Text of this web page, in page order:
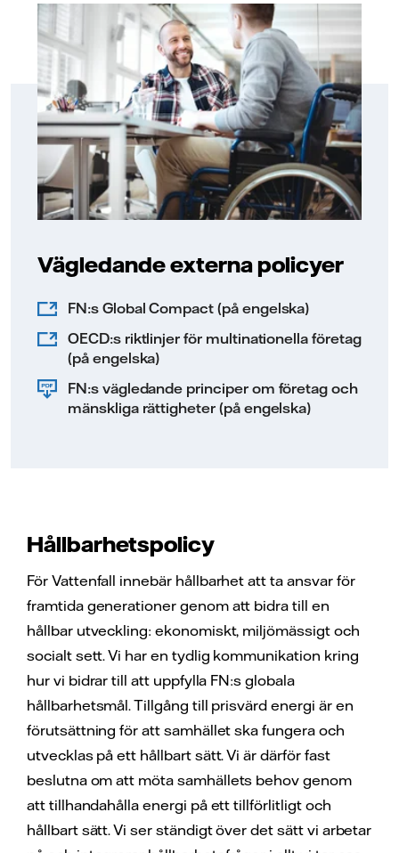
Vägledande externa policyer
FN:s Global Compact (på engelska)
OECD:s riktlinjer för multinationella företag
(på engelska)
FN:s vägledande principer om företag och
mänskliga rättigheter (på engelska)
Hållbarhetspolicy
För Vattenfall innebär hållbarhet att ta ansvar för
framtida generationer genom att bidra till en
hållbar utveckling: ekonomiskt, miljömässigt och
socialt sett. Vi har en tydlig kommunikation kring
hur vi bidrar till att uppfylla FN:s globala
hållbarhetsmål. Tillgång till prisvärd energi är en
förutsättning för att samhället ska fungera och
utvecklas på ett hållbart sätt. Vi är därför fast
beslutna om att möta samhällets behov genom
att tillhandahålla energi på ett tillförlitligt och
hållbart sätt. Vi ser ständigt över det sätt vi arbetar